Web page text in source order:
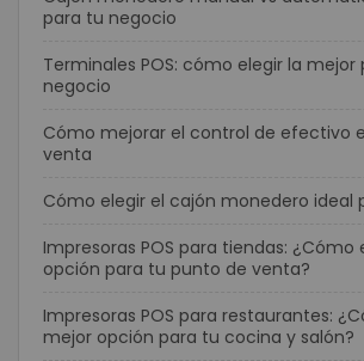
para tu negocio
Terminales POS: cómo elegir la mejor
negocio
Cómo mejorar el control de efectivo
venta
Cómo elegir el cajón monedero ideal
Impresoras POS para tiendas: ¿Cómo
opción para tu punto de venta?
Impresoras POS para restaurantes:
mejor opción para tu cocina y salón?